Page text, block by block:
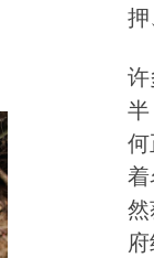
押
何